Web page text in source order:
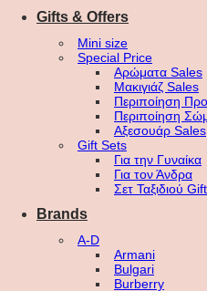
Gifts & Offers
Mini size
Special Price
Αρώματα Sales
Μακιγιάζ Sales
Περιποίηση
Περιποίηση
Αξεσουάρ Sales
Gift Sets
Για την Γυναίκα
Για τον Άνδρα
Σετ Ταξιδιού
Brands
A-D
Armani
Bulgari
Burberry